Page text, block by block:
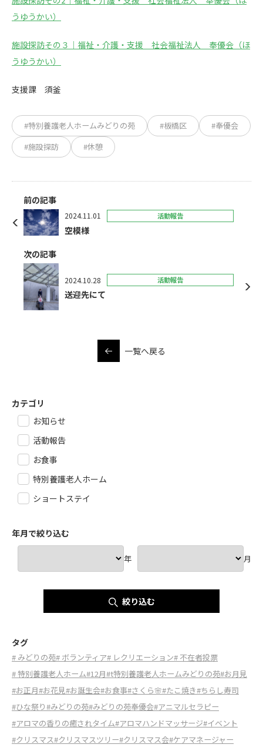
うゆうかい）
施設探訪その３｜福祉・介護・支援 社会福祉法人 奉優会（ほ
うゆうかい）
支援課 須釜
#特別養護老人ホームみどりの苑 #板橋区
#奉優会
#施設探訪
#休憩
前の記事
2024.11.01 活動報告
空模様
次の記事
2024.10.28 活動報告
送迎先にて
一覧へ戻る
カテゴリ
お知らせ
活動報告
お食事
特別養護老人ホーム
ショートステイ
年月で絞り込む
年 月
絞り込む
タグ
# みどりの苑# ボランティア# レクリエーション# 不在者投票
# 特別養護老人ホーム#12月#t特別養護老人ホームみどりの苑#お月見
#お正月#お花見#お誕生会#お食事#さくら🌸#たこ焼き#ちらし寿司
#ひな祭り#みどりの苑#みどりの苑奉優会#アニマルセラピー
#アロマの香りの癒されタイム#アロマハンドマッサージ#イベント
#クリスマス#クリスマスツリー#クリスマス会#ケアマネージャー